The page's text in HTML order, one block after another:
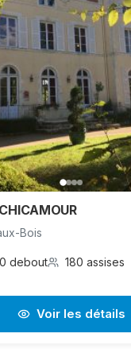
Bois
debout 180 assises
Voir les détails